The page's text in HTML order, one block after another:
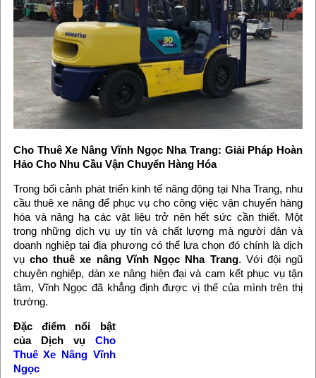
Cho Thuê Xe Nâng Vĩnh Ngọc Nha Trang: Giải Pháp Hoàn
Hảo Cho Nhu Cầu Vận Chuyển Hàng Hóa
Trong bối cảnh phát triển kinh tế năng động tại Nha Trang, nhu
cầu thuê xe nâng để phục vụ cho công việc vận chuyển hàng
hóa và nâng hạ các vật liệu trở nên hết sức cần thiết. Một
trong những dịch vụ uy tín và chất lượng mà người dân và
doanh nghiệp tại địa phương có thể lựa chọn đó chính là dịch
vụcho thuê xe nâng Vĩnh Ngọc Nha Trang. Với đội ngũ
chuyên nghiệp, dàn xe nâng hiện đại và cam kết phục vụ tận
tâm, Vĩnh Ngọc đã khẳng định được vị thế của mình trên thị
trường.
Đặc điểm nổi bật
của Dịch vụ Cho
Thuê Xe Nâng Vĩnh
Ngọc